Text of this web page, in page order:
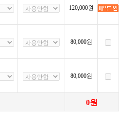
0원
120,000원
80,000원
80,000원